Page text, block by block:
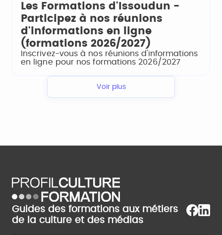
Les Formations d'Issoudun -
Participez à nos réunions
d'informations en ligne
(formations 2026/2027)
Inscrivez-vous à nos réunions d'informations
en ligne pour nos formations 2026/2027
Voir plus
Guides des formations aux métiers
de la culture et des médias